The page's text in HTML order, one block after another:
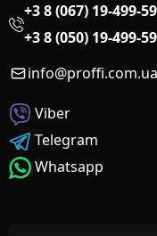
+3 8 (067) 19-499-59
+3 8 (050) 19-499-59
info@proffi.com.ua
Viber
Telegram
Whatsapp